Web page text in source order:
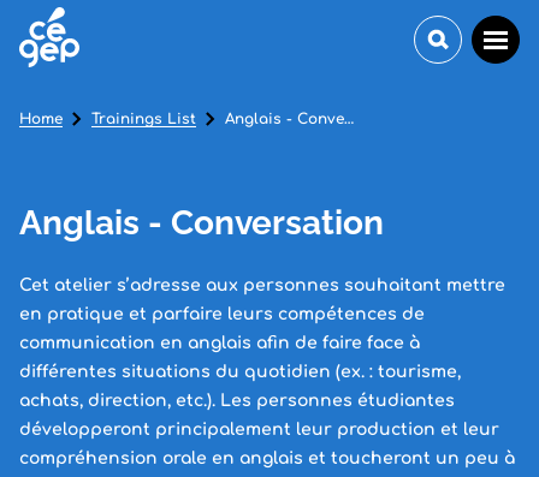
Anglais - Conversation
Cet atelier s’adresse aux personnes souhaitant mettre
en pratique et parfaire leurs compétences de
communication en anglais afin de faire face à
différentes situations du quotidien (ex. : tourisme,
achats, direction, etc.). Les personnes étudiantes
développeront principalement leur production et leur
compréhension orale en anglais et toucheront un peu à
Home Trainings List Anglais - Conversation